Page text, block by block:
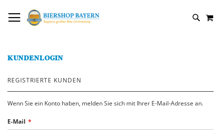
ZUM
INHALT
KUNDENLOGIN
REGISTRIERTE KUNDEN
Wenn Sie ein Konto haben, melden Sie sich mit Ihrer E-Mail-Adresse an.
E-Mail